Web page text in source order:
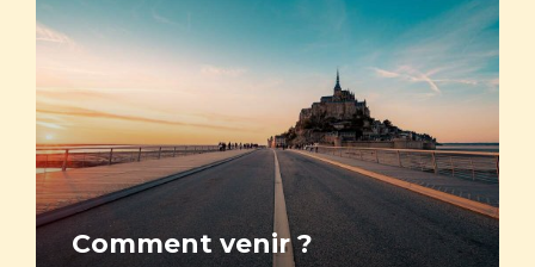
Comment venir ?